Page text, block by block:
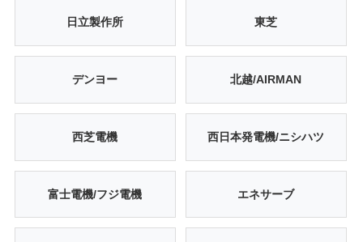
日立製作所 東芝
デンヨー 北越/AIRMAN
西芝電機 西日本発電機/ニシハツ
富士電機/フジ電機 エネサーブ